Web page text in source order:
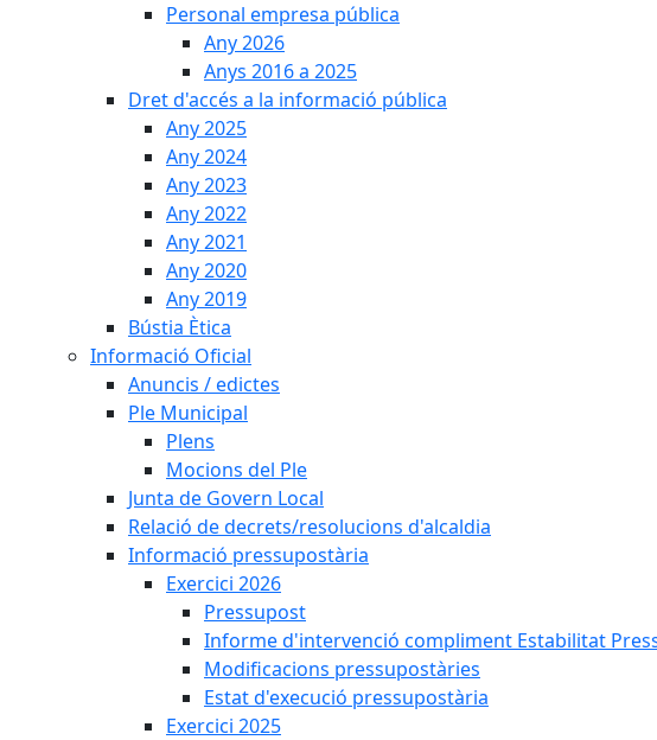
Personal empresa pública
Any 2026
Anys 2016 a 2025
Dret d'accés a la informació pública
Any 2025
Any 2024
Any 2023
Any 2022
Any 2021
Any 2020
Any 2019
Bústia Ètica
Informació Oficial
Anuncis / edictes
Ple Municipal
Plens
Mocions del Ple
Junta de Govern Local
Relació de decrets/resolucions d'alcaldia
Informació pressupostària
Exercici 2026
Pressupost
Informe d'intervenció compliment Estabilitat
Modificacions pressupostàries
Estat d'execució pressupostària
Exercici 2025